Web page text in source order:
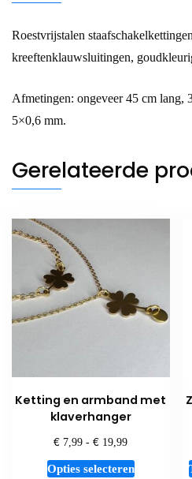
Roestvrijstalen
kreeftenklauwsluitingen,
Afmetingen: ongeveer 45 cm lang,
5×0,6 mm.
Gerelateerde
Ketting en armband met
klaverhanger
€ 7,99 - € 19,99Prijsklasse:
tot
Opties selecterenDit